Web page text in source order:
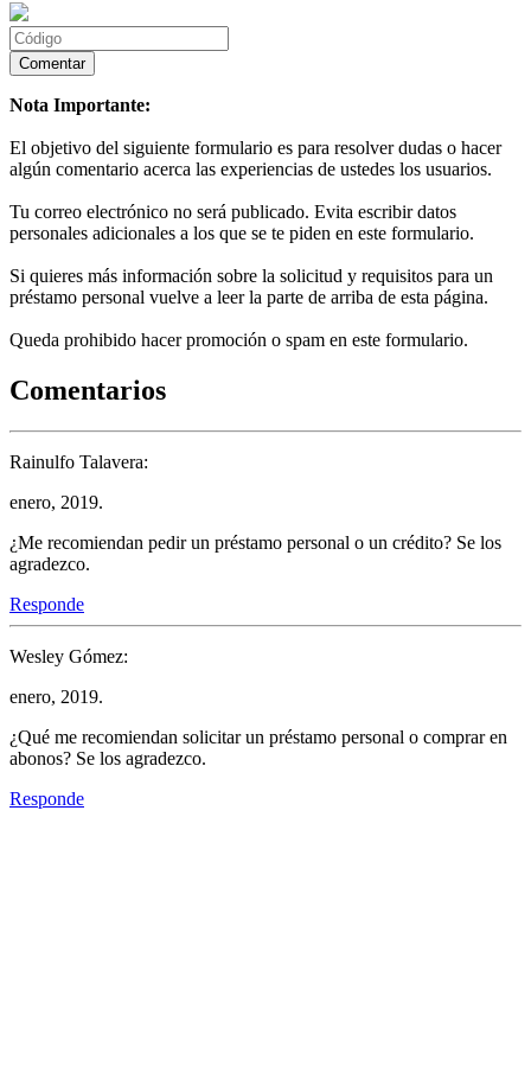
Nota Importante:
El objetivo del siguiente formulario es para resolver dudas o hacer
algún comentario acerca las experiencias de ustedes los usuarios.
Tu correo electrónico no será publicado. Evita escribir datos
personales adicionales a los que se te piden en este formulario.
Si quieres más información sobre la solicitud y requisitos para un
préstamo personal vuelve a leer la parte de arriba de esta página.
Queda prohibido hacer promoción o spam en este formulario.
Comentarios
Rainulfo Talavera:
enero, 2019.
¿Me recomiendan pedir un préstamo personal o un crédito? Se los
agradezco.
Responde
Wesley Gómez:
enero, 2019.
¿Qué me recomiendan solicitar un préstamo personal o comprar en
abonos? Se los agradezco.
Responde